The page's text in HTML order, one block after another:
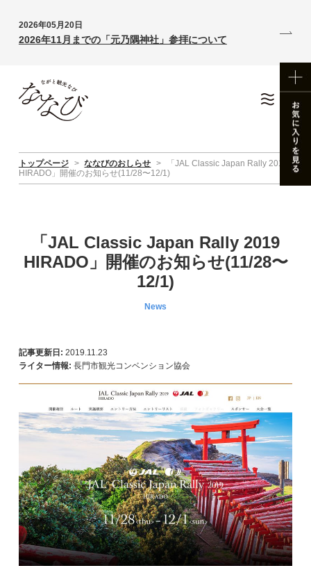
2026年05月20日
2026年11月までの「元乃隅神社」参拝について
トップページ > ななびのおしらせ >
「JAL Classic Japan Rally 2019
HIRADO」開催のお知らせ(11/28〜12/1)
「JAL Classic Japan Rally 2019
HIRADO」開催のお知らせ(11/28〜
12/1)
News
記事更新日: 2019.11.23
ライター情報: 長門市観光コンベンション協会